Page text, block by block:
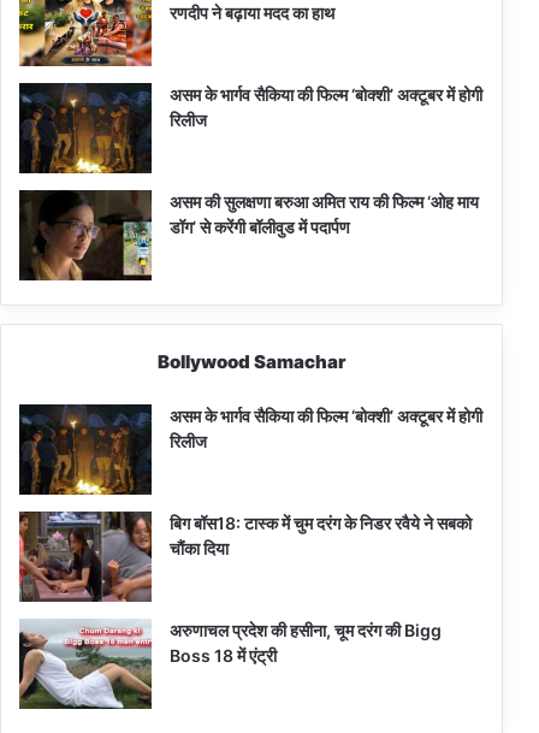
रणदीप ने बढ़ाया मदद का हाथ
असम के भार्गव सैकिया की फिल्म ‘बोक्शी’ अक्टूबर में होगी
रिलीज
असम की सुलक्षणा बरुआ अमित राय की फिल्म ‘ओह माय
डॉग’ से करेंगी बॉलीवुड में पदार्पण
Bollywood Samachar
असम के भार्गव सैकिया की फिल्म ‘बोक्शी’ अक्टूबर में होगी
रिलीज
बिग बॉस18: टास्क में चुम दरंग के निडर रवैये ने सबको
चौंका दिया
अरुणाचल प्रदेश की हसीना, चूम दरंग की Bigg
Boss 18 में एंट्री